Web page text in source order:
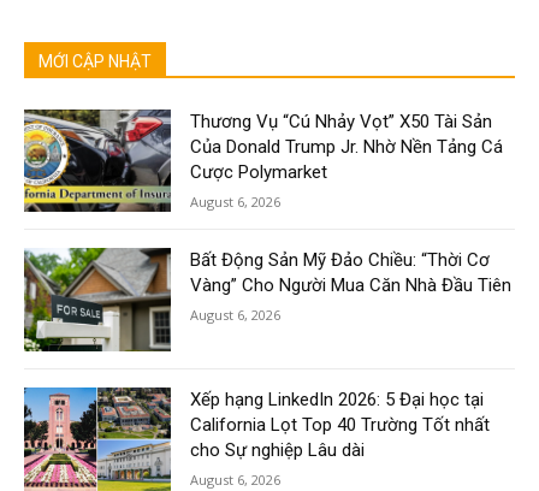
MỚI CẬP NHẬT
Thương Vụ “Cú Nhảy Vọt” X50 Tài Sản
Của Donald Trump Jr. Nhờ Nền Tảng Cá
Cược Polymarket
August 6, 2026
Bất Động Sản Mỹ Đảo Chiều: “Thời Cơ
Vàng” Cho Người Mua Căn Nhà Đầu Tiên
August 6, 2026
Xếp hạng LinkedIn 2026: 5 Đại học tại
California Lọt Top 40 Trường Tốt nhất
cho Sự nghiệp Lâu dài
August 6, 2026